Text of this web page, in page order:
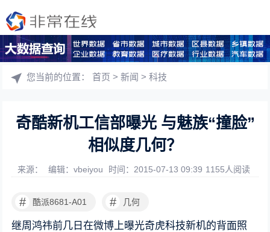
您当前的位置：首页 >新闻 >科技
奇酷新机工信部曝光 与魅族“撞脸”
相似度几何？
来源： 编辑：vbeiyou 时间：2015-07-13 09:39 1155人阅读
# 酷派8681-A01 # 几何
继周鸿祎前几日在微博上曝光奇虎科技新机的背面照